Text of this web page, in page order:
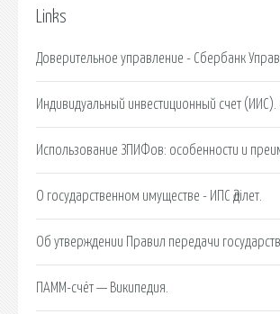
Links
Доверительное управление - Сбербанк
Индивидуальный инвестиционный счет (ИИС).
Использование ЗПИФов: особенности и
О государственном имуществе - ИПС Әділет.
Об утверждении Правил передачи
ПАММ-счёт — Википедия.